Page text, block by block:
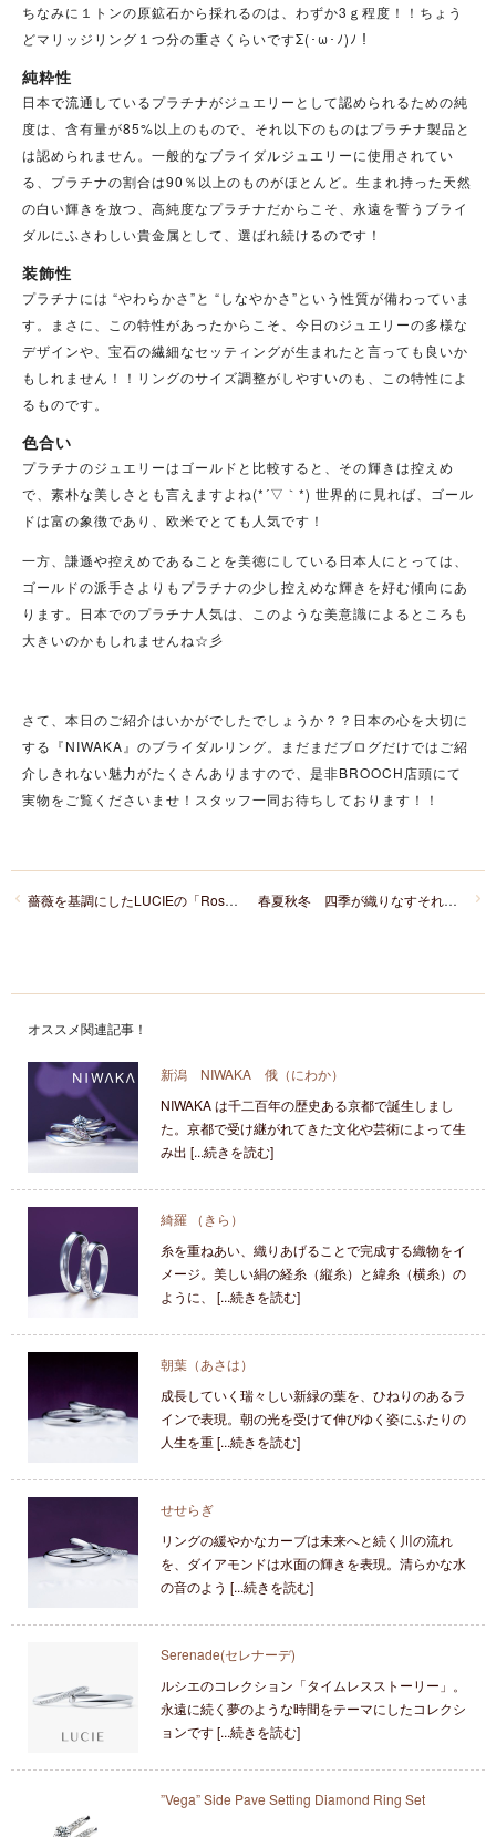
ちなみに１トンの原鉱石から採れるのは、わずか3ｇ程度！！ ちょう
どマリッジリング１つ分の重さくらいですΣ(･ω･ﾉ)ﾉ！
純粋性
日本で流通しているプラチナがジュエリーとして認められるための純
度は、含有量が85%以上のもので、それ以下のものはプラチナ製品と
は認められません。一般的なブライダルジュエリーに使用されてい
る、プラチナの割合は90％以上のものがほとんど。生まれ持った天然
の白い輝きを放つ、高純度なプラチナだからこそ、永遠を誓うブライ
ダルにふさわしい貴金属として、選ばれ続けるのです！
装飾性
プラチナには “やわらかさ”と “しなやかさ”という性質が備わっていま
す。まさに、この特性があったからこそ、今日のジュエリーの多様な
デザインや、宝石の繊細なセッティングが生まれたと言っても良いか
もしれません！！リングのサイズ調整がしやすいのも、この特性によ
るものです。
色合い
プラチナのジュエリーはゴールドと比較すると、その輝きは控えめ
で、素朴な美しさとも言えますよね(*´▽｀*) 世界的に見れば、ゴール
ドは富の象徴であり、欧米でとても人気です！
一方、謙遜や控えめであることを美徳にしている日本人にとっては、
ゴールドの派手さよりも プラチナの少し控えめな輝き を好む傾向にあ
ります。日本でのプラチナ人気は、このような美意識によるところも
大きいのかもしれませんね☆彡
さて、本日のご紹介はいかがでしたでしょうか？？日本の心を大切に
する『NIWAKA』のブライダルリング。まだまだブログだけではご紹
介しきれない魅力がたくさんありますので、是非BROOCH店頭にて
実物をご覧くださいませ！スタッフ一同お待ちしております！！
春夏秋冬 四季が織りなすそれぞれの美しさを、伝統技術の和彫りによって指輪に留めた「花匠の彫」
薔薇を基調にしたLUCIEの「Rose crassique」 薔薇のように可憐なあなたへ
オススメ関連記事！
新潟 NIWAKA 俄（にわか）
NIWAKA は千二百年の歴史ある京都で誕生しまし
た。京都で受け継がれてきた文化や芸術によって生
み出 [...続きを読む]
綺羅 （きら）
糸を重ねあい、織りあげることで完成する織物をイ
メージ。美しい絹の経糸（縦糸）と緯糸（横糸）の
ように、 [...続きを読む]
朝葉（あさは）
成長していく瑞々しい新緑の葉を、ひねりのあるラ
インで表現。朝の光を受けて伸びゆく姿にふたりの
人生を重 [...続きを読む]
せせらぎ
リングの緩やかなカーブは未来へと続く川の流れ
を、ダイアモンドは水面の輝きを表現。清らかな水
の音のよう [...続きを読む]
Serenade(セレナーデ)
ルシエのコレクション「タイムレスストーリー」。
永遠に続く夢のような時間をテーマにしたコレクシ
ョンです [...続きを読む]
”Vega” Side Pave Setting Diamond Ring Set